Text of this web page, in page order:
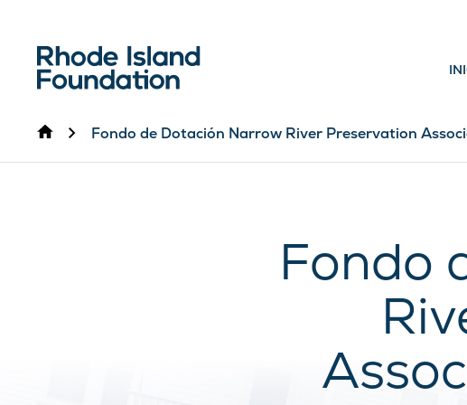
InicioFondo de Dotación Narrow River Preservation
Fondo